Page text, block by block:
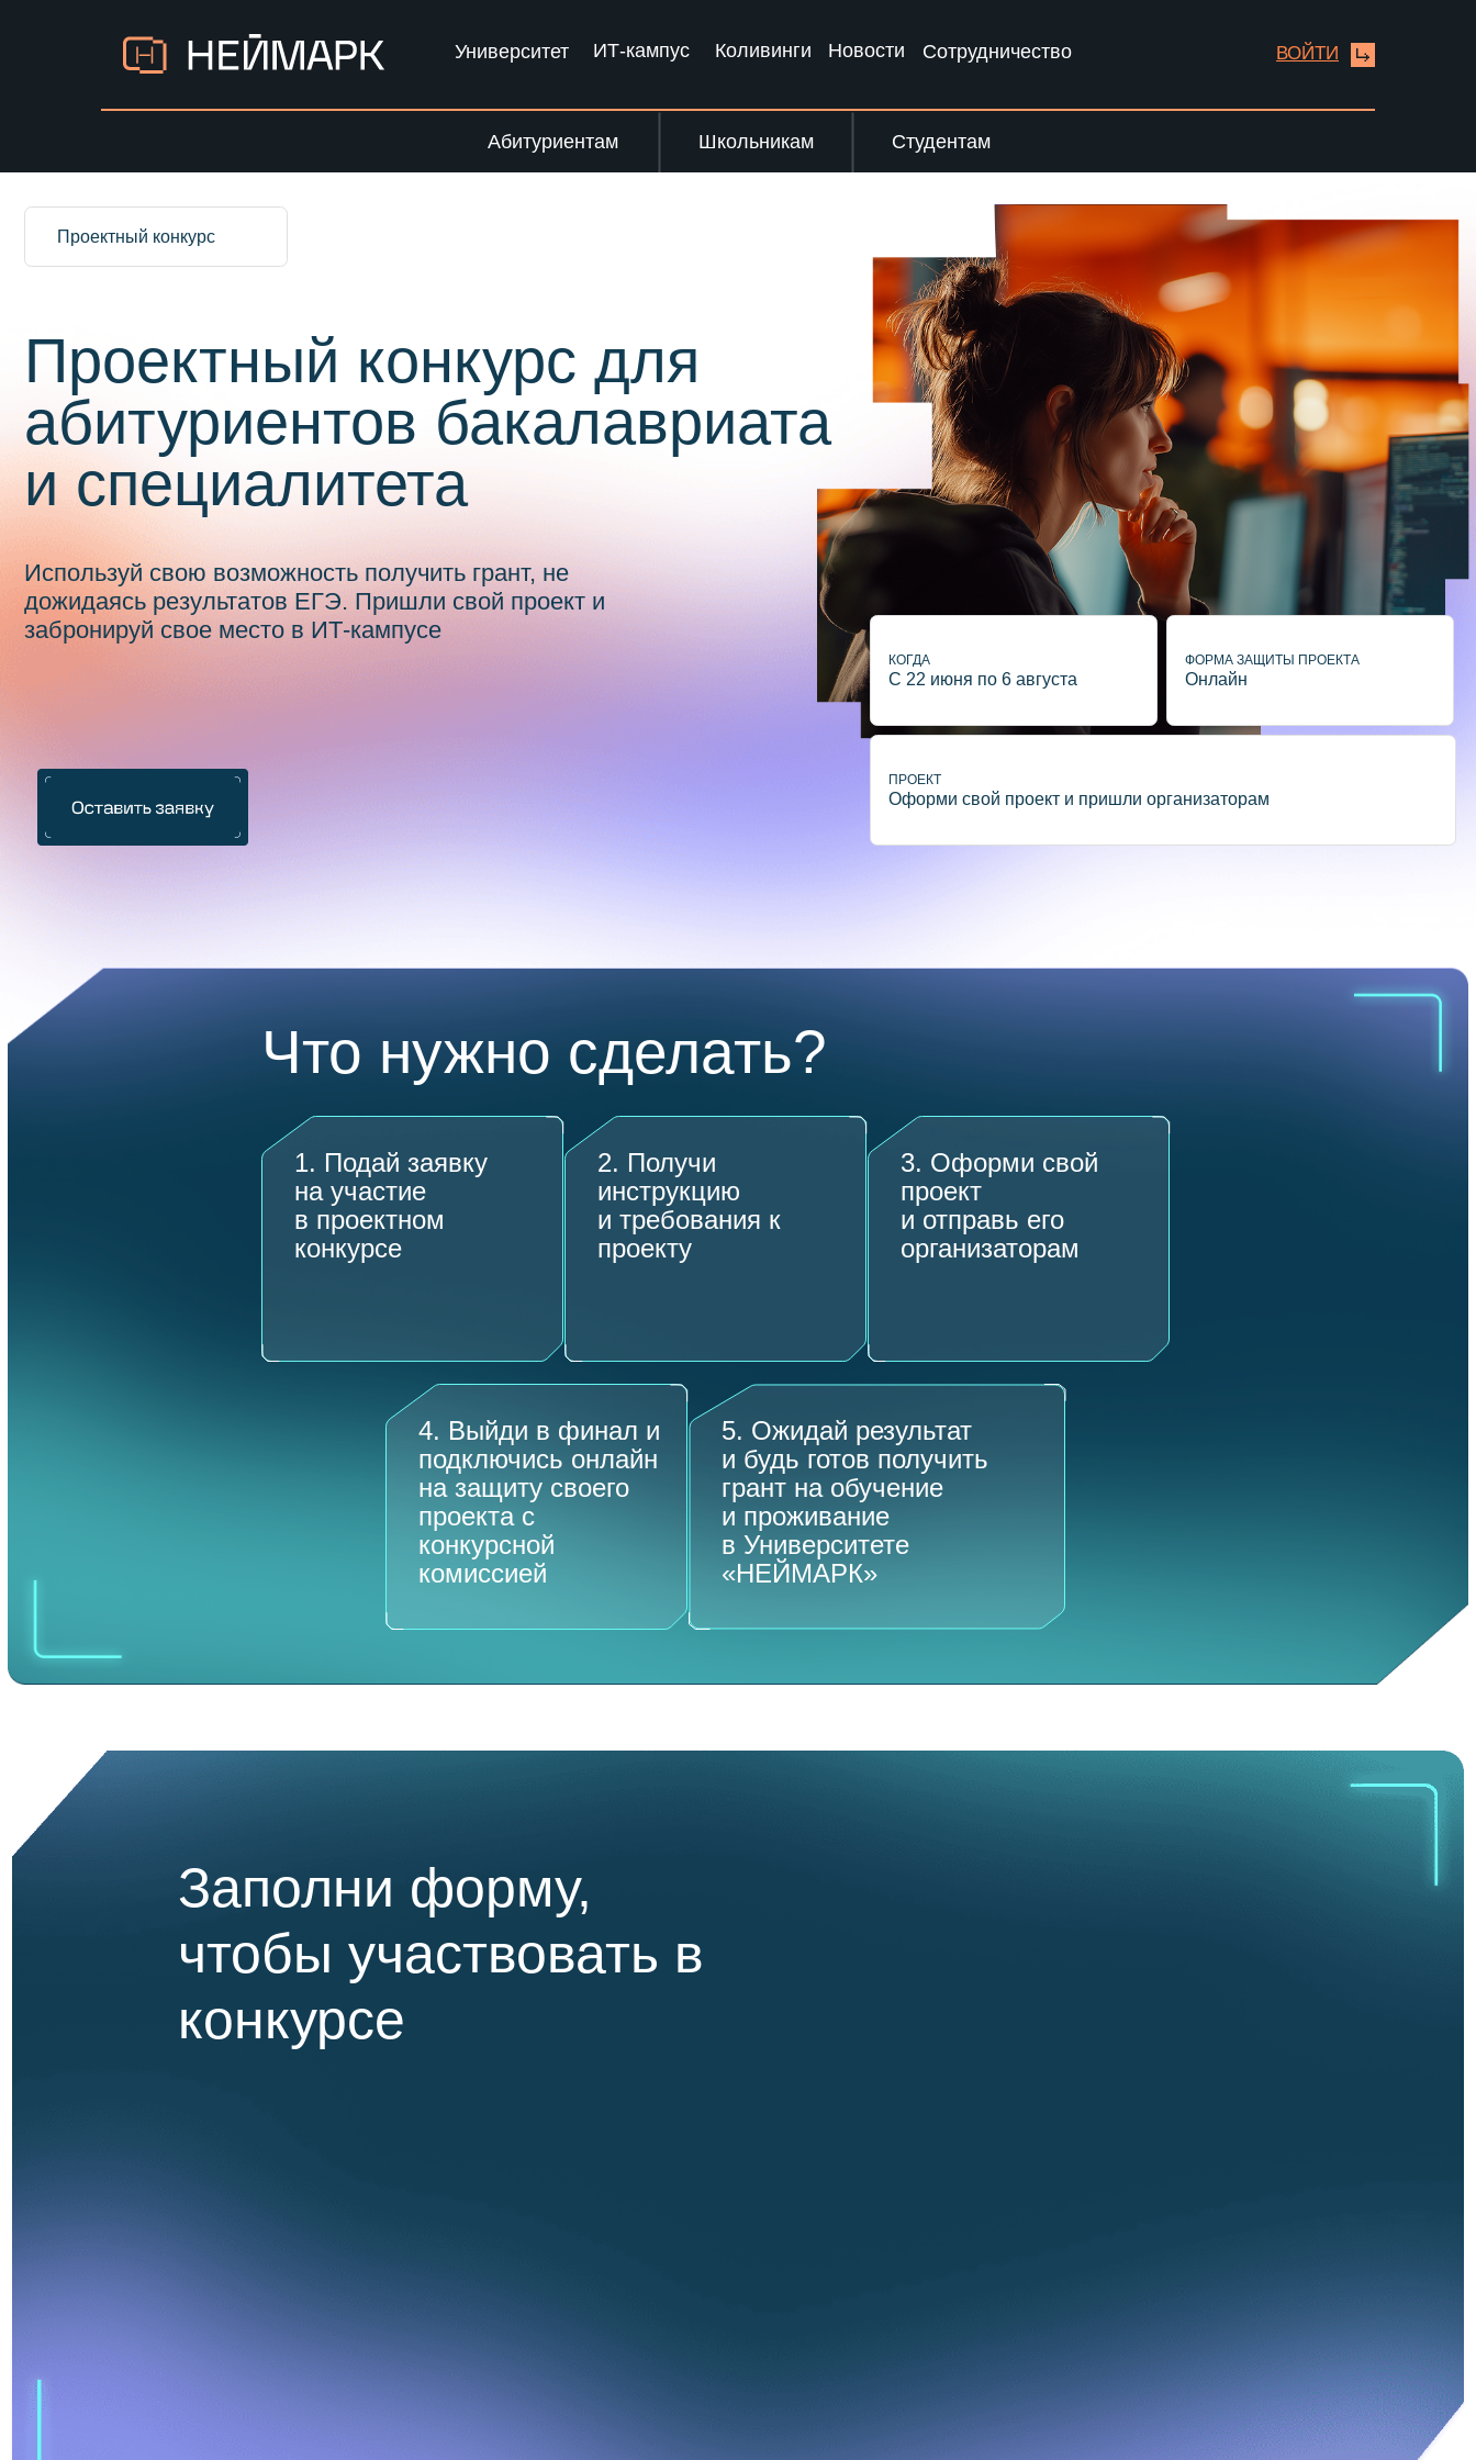
ВОЙТИ
Университет ИТ-кампус Коливинги Новости Сотрудничество
Абитуриентам Школьникам Студентам
Используй свою возможность получить грант, не
дожидаясь результатов ЕГЭ. Пришли свой проект и
забронируй свое место в ИТ-кампусе
ФОРМА ЗАЩИТЫ ПРОЕКТА
Онлайн
ПРОЕКТ
КОГДА
С 22 июня по 6 августа
Проектный конкурс для
абитуриентов бакалавриата
и специалитета
Проектный конкурс
1. Подай заявку
на участие
в проектном
конкурсе
2. Получи
инструкцию
и требования к
проекту
3. Оформи свой
проект
и отправь его
организаторам
4. Выйди в финал и
подключись онлайн
на защиту своего
проекта с
конкурсной
комиссией
5. Ожидай результат
и будь готов получить
грант на обучение
и проживание
в Университете
«НЕЙМАРК»
Что нужно сделать?
Заполни форму,
чтобы участвовать в
конкурсе